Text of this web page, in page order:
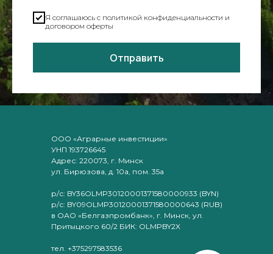
Я соглашаюсь c политикой конфиденциальности и
договором оферты
Отправить
ООО «Аграрные инвестиции»
УНП 193726645
Адрес: 220073, г. Минск
ул. Бирюзова, д. 10а, пом. 35а
р/с: BY36OLMP30120001371580000933 (BYN)
р/с: BY09OLMP30120001371580000643 (RUB)
в ОАО «Белгазпромбанк», г. Минск, ул.
Притыцкого 60/2 БИК: OLMPBY2X
тел. +375297583536